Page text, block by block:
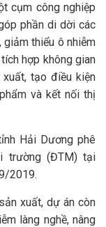
cụm công nghiệp
phần di dời các
thiểu ô nhiễm
hợp không gian
tạo điều kiện
và kết nối thị
Hải Dương phê
trường (ĐTM) tại
2019.
xuất, dự án còn
làng nghề, nâng